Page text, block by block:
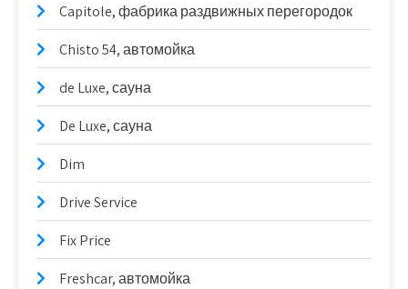
Capitole, фабрика раздвижных перегородок
Chisto 54, автомойка
de Luxe, сауна
De Luxe, сауна
Dim
Drive Service
Fix Price
Freshcar, автомойка